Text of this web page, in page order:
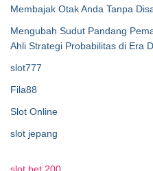
Membajak Otak Anda Tanpa
Mengubah Sudut Pandang
Ahli Strategi Probabilitas di Era
slot777
Fila88
Slot Online
slot jepang